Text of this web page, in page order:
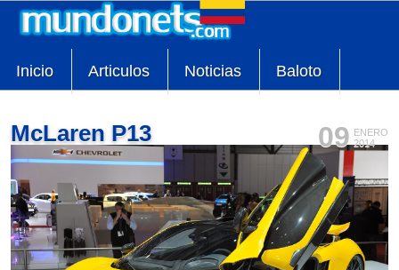
Inicio Articulos Noticias Baloto
09 ENERO
2014
McLaren P13